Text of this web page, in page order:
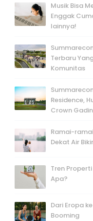
Musik Bisa
Enggak
lainnya!
Terbaru
Komunitas
Residence,
Crown
Ramai-
Dekat Air
Tren
Apa?
Dari Eropa
Booming